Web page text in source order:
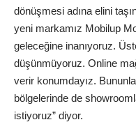
dönüşmesi adına elini
yeni markamız Mobilup
geleceğine inanıyoruz.
düşünmüyoruz. Online
verir konumdayız.
bölgelerinde de
istiyoruz” diyor.